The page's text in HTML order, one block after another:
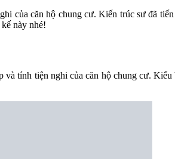
của căn hộ chung cư. Kiến trúc sư đã
này nhé!
tính tiện nghi của căn hộ chung cư.